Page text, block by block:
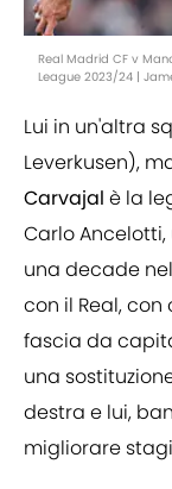
Real Madrid CF v
League 2023/24 |
Lui in un'altra
Leverkusen),
Carvajal è la
Carlo
una decade
con il Real,
fascia da
una
destra e lui,
migliorare